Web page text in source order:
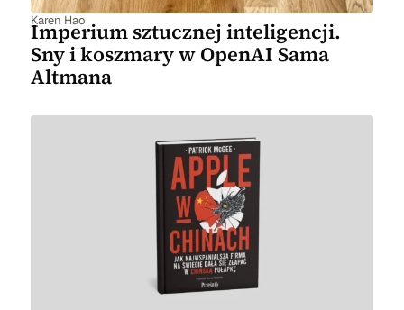
Karen Hao
Imperium sztucznej inteligencji.
Sny i koszmary w OpenAI Sama
Altmana